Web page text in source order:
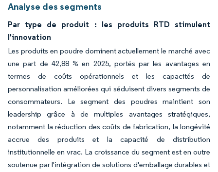
Analyse des segments
Par type de produit : les produits RTD stimulent
l'innovation
Les produits en poudre dominent actuellement le marché avec
une part de 42,88 % en 2025, portés par les avantages en
termes de coûts opérationnels et les capacités de
personnalisation améliorées qui séduisent divers segments de
consommateurs. Le segment des poudres maintient son
leadership grâce à de multiples avantages stratégiques,
notamment la réduction des coûts de fabrication, la longévité
accrue des produits et la capacité de distribution
institutionnelle en vrac. La croissance du segment est en outre
soutenue par l'intégration de solutions d'emballage durables et